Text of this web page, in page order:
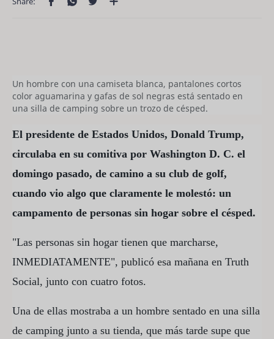
Un hombre con una camiseta blanca, pantalones cortos
color aguamarina y gafas de sol negras está sentado en
una silla de camping sobre un trozo de césped.
El presidente de Estados Unidos, Donald Trump,
circulaba en su comitiva por Washington D. C. el
domingo pasado, de camino a su club de golf,
cuando vio algo que claramente le molestó: un
campamento de personas sin hogar sobre el césped.
"Las personas sin hogar tienen que marcharse,
INMEDIATAMENTE", publicó esa mañana en Truth
Social, junto con cuatro fotos.
Una de ellas mostraba a un hombre sentado en una silla
de camping junto a su tienda, que más tarde supe que